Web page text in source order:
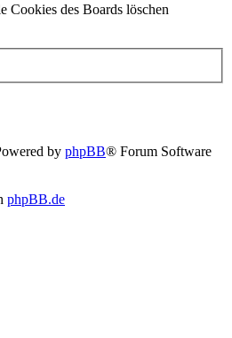
Cookies des Boards löschen
by phpBB® Forum Software
phpBB.de